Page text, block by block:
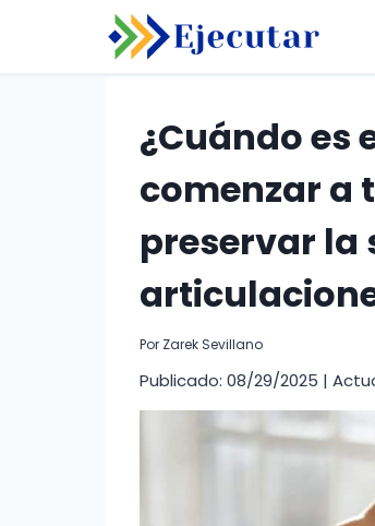
¿Cuándo es
comenzar a
preservar la
Por Zarek Sevillano
Publicado: 08/29/2025 |